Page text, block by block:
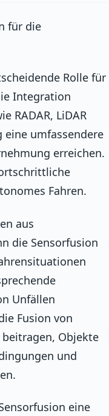
für die
Rolle für
Integration
RADAR, LiDAR
eine umfassendere
erreichen.
Fahren.
aus
die Sensorfusion
Unfällen
Fusion von
beitragen, Objekte
und
eine